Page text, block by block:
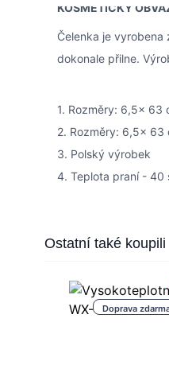
KOSMETICKÝ
Čelenka je
dokonale přilne.
1. Rozměry: 6,5x 63
2. Rozměry: 6,5x 63
3. Polský výrobek
4. Teplota praní - 40
Press to skip carousel
Ostatní také koupili
Doprava